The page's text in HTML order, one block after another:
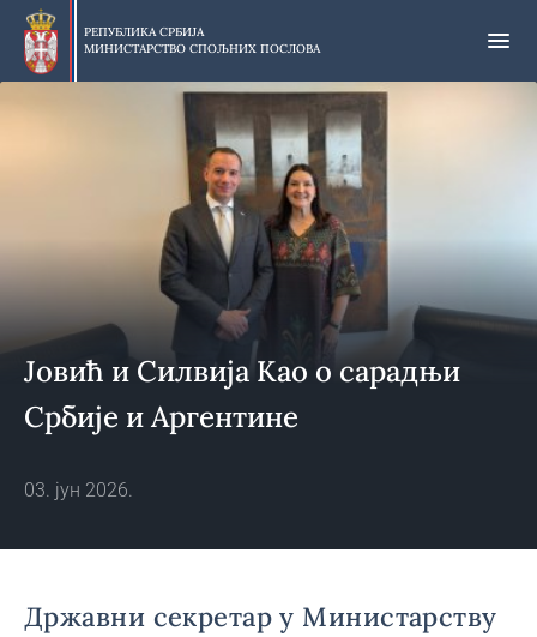
Прескочи
главни
део
РЕПУБЛИКА СРБИЈА
МИНИСТАРСТВО СПОЉНИХ ПОСЛОВА
Јовић и Силвија Као о сарадњи
Србије и Аргентине
03. јун 2026.
Државни секретар у Министарству